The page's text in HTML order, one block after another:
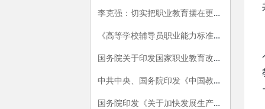
李克强：切实把职业教育摆在更加突出的位置
《高等学校辅导员职业能力标准（暂行）》发布
国务院关于印发国家职业教育改革实施方案的通知
中共中央、国务院印发《中国教育现代化2035》
国务院印发《关于加快发展生产性服务业促进产业结构调整升级的指导意见》